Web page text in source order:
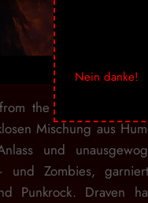
the Crypt»
Mischung aus
und
und Zombies,
Punkrock. Draven
Nein danke!